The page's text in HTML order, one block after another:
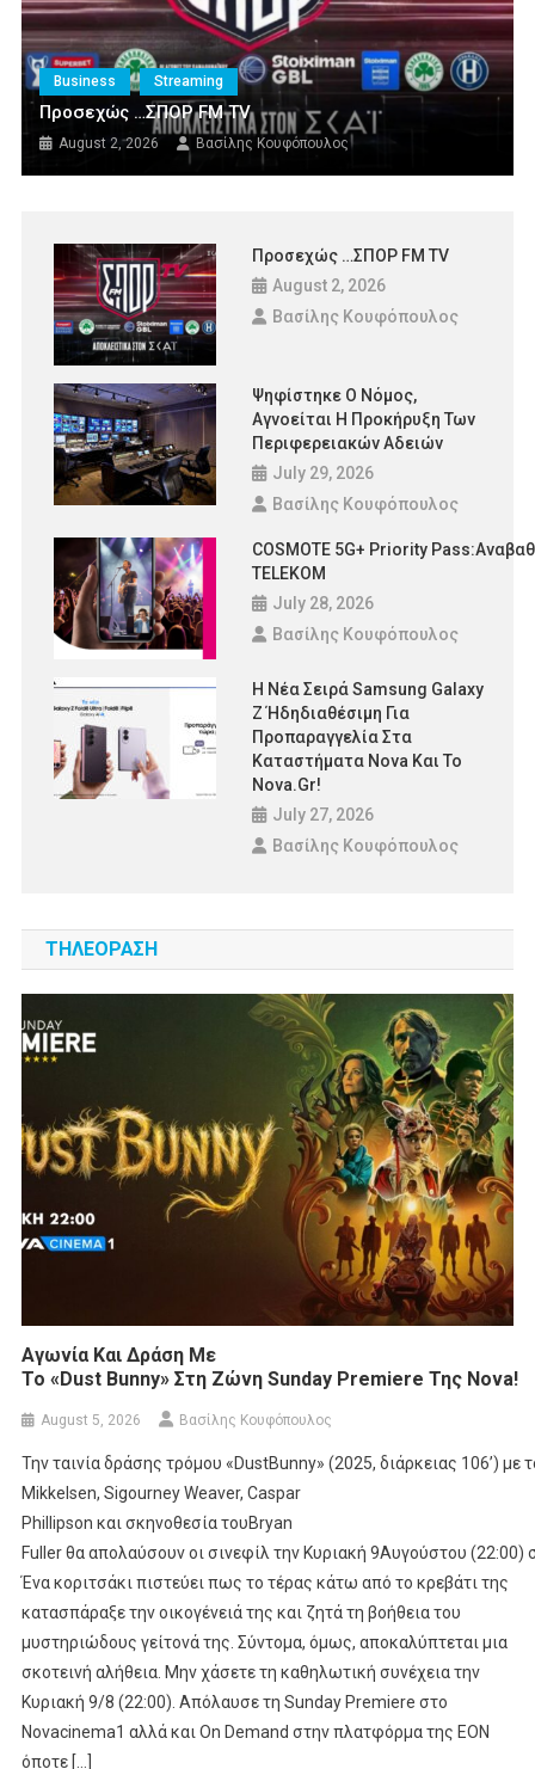
Business Streaming
Προσεχώς …ΣΠΟΡ FM TV
August 2, 2026 Βασίλης Κουφόπουλος
Προσεχώς …ΣΠΟΡ FM TV
August 2, 2026
Βασίλης Κουφόπουλος
Ψηφίστηκε Ο Νόμος,
Αγνοείται Η Προκήρυξη Των
Περιφερειακών Αδειών
July 29, 2026
Βασίλης Κουφόπουλος
COSMOTE 5G+ Priority
TELEKOM
July 28, 2026
Βασίλης Κουφόπουλος
Η Νέα Σειρά Samsung Galaxy
Ζ Ήδηδιαθέσιμη Για
Προπαραγγελία Στα
Καταστήματα Nova Και Το
Nova.gr!
July 27, 2026
Βασίλης Κουφόπουλος
ΤΗΛΕΟΡΑΣΗ
Αγωνία Και Δράση Με
Το «Dust Bunny» Στη Ζώνη Sunday Premiere Της Nova!
August 5, 2026 Βασίλης Κουφόπουλος
Την ταινία δράσης τρόμου «DustBunny» (2025, διάρκειας 106’) με
Mikkelsen, Sigourney Weaver, Caspar
Phillipson και σκηνοθεσία τουBryan
Fuller θα απολαύσουν οι σινεφίλ την Κυριακή 9Αυγούστου
Ένα κοριτσάκι πιστεύει πως το τέρας κάτω από το κρεβάτι της
κατασπάραξε την οικογένειά της και ζητά τη βοήθεια του
μυστηριώδους γείτονά της. Σύντομα, όμως, αποκαλύπτεται μια
σκοτεινή αλήθεια. Μην χάσετε τη καθηλωτική συνέχεια την
Κυριακή 9/8 (22:00). Απόλαυσε τη Sunday Premiere στο
Novacinema1 αλλά και On Demand στην πλατφόρμα της ΕΟΝ
όποτε […]